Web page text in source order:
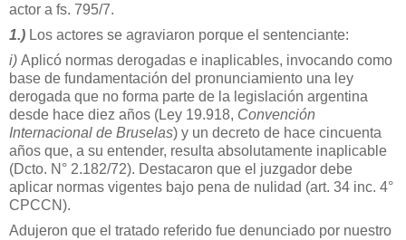
actor a fs. 795/7.
1.) Los actores se agraviaron porque el sentenciante:
i) Aplicó normas derogadas e inaplicables, invocando como
base de fundamentación del pronunciamiento una ley
derogada que no forma parte de la legislación argentina
desde hace diez años (Ley 19.918, Convención
Internacional de Bruselas) y un decreto de hace cincuenta
años que, a su entender, resulta absolutamente inaplicable
(Dcto. N° 2.182/72). Destacaron que el juzgador debe
aplicar normas vigentes bajo pena de nulidad (art. 34 inc. 4°
CPCCN).
Adujeron que el tratado referido fue denunciado por nuestro